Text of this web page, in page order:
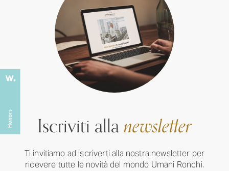
Iscriviti allanewsletter
Ti invitiamo ad iscriverti alla nostra newsletter per
ricevere tutte le novità del mondo Umani Ronchi.